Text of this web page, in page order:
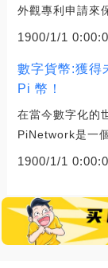
外觀專利申請來
1900/1/1
數字貨幣:獲得
Pi 幣！
在當今數字化的
PiNetwork是一
1900/1/1